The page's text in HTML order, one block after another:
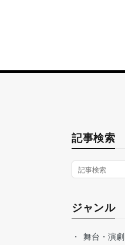
記事検索
ジャンル
舞台・演劇